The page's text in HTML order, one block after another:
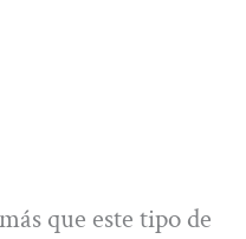
que este tipo de